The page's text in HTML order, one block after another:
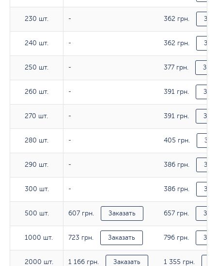
230 шт.
240 шт.
250 шт.
260 шт.
270 шт.
280 шт.
290 шт.
300 шт.
500 шт.
1000 шт.
2000 шт.
230 шт. - 362 грн.
240 шт. - 362 грн.
250 шт. - 377 грн.
260 шт. - 391 грн.
270 шт. - 391 грн.
280 шт. - 405 грн.
290 шт. - 386 грн.
300 шт. - 386 грн.
500 шт. 607 грн. Заказать 657 грн.
1000 шт. 723 грн. Заказать 796 грн.
2000 шт. 1 166 грн. Заказать 1 355 грн.